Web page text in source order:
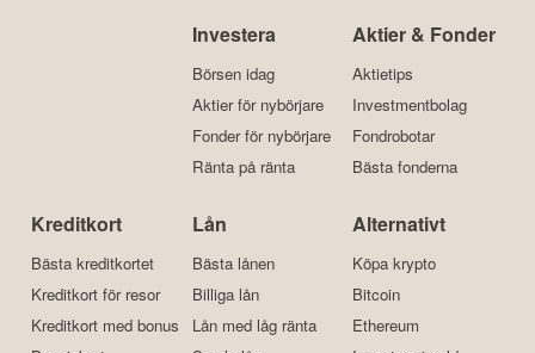
Investera
Börsen idag
Aktier för nybörjare
Fonder för nybörjare
Ränta på ränta
Aktier & Fonder
Aktietips
Investmentbolag
Fondrobotar
Bästa fonderna
Kreditkort
Bästa kreditkortet
Kreditkort för resor
Kreditkort med bonus
Lån
Bästa lånen
Billiga lån
Lån med låg ränta
Alternativt
Köpa krypto
Bitcoin
Ethereum